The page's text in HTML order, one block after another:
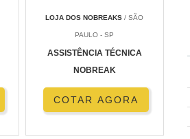
LOJA DOS NOBREAKS / SÃO
PAULO - SP
ASSISTÊNCIA TÉCNICA
NOBREAK
COTAR AGORA